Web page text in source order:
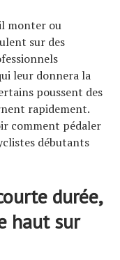
monter ou
sur des
leur donnera la
poussent des
rapidement.
comment pédaler
débutants
durée,
haut sur